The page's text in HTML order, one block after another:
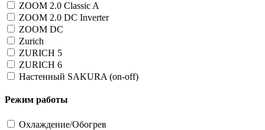
ZOOM 2.0 Classic A
ZOOM 2.0 DC Inverter
ZOOM DC
Zurich
ZURICH 5
ZURICH 6
Настенный SAKURA (on-off)
Режим работы
Охлаждение/Обогрев